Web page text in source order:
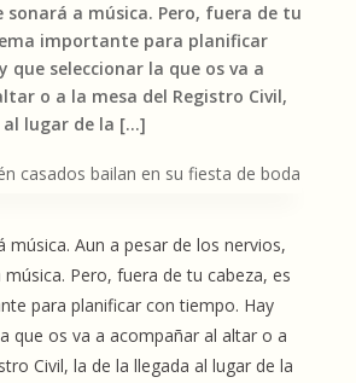
sonará a música. Pero, fuera de tu
importante para planificar
que seleccionar la que os va a
o a la mesa del Registro Civil,
lugar de la […]
música. Aun a pesar de los nervios,
Pero, fuera de tu cabeza, es
para planificar con tiempo. Hay
que os va a acompañar al altar o a
Civil, la de la llegada al lugar de la